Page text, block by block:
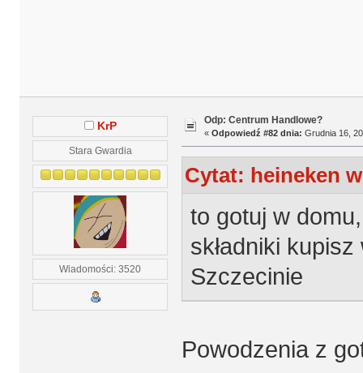
KrP
Stara Gwardia
Wiadomości: 3520
Odp: Centrum Handlowe?
« Odpowiedź #82 dnia: Grudnia 16,
Cytat: heineken
to gotuj w
składniki
Szczecinie
Powodzenia z